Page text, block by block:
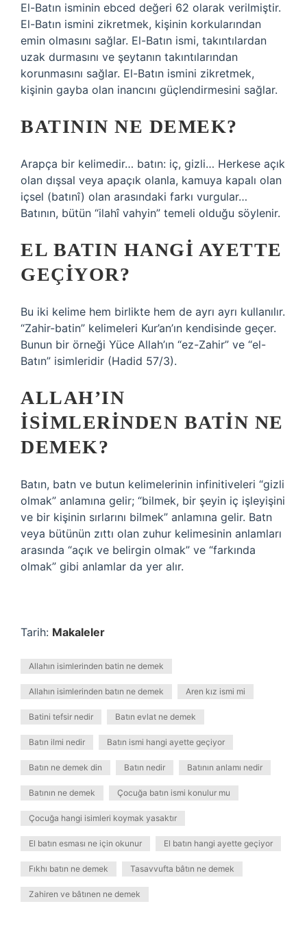
El-Batın isminin ebced değeri 62 olarak verilmiştir.
El-Batın ismini zikretmek, kişinin korkularından
emin olmasını sağlar. El-Batın ismi, takıntılardan
uzak durmasını ve şeytanın takıntılarından
korunmasını sağlar. El-Batın ismini zikretmek,
kişinin gayba olan inancını güçlendirmesini sağlar.
BATININ NE DEMEK?
Arapça bir kelimedir… batın: iç, gizli… Herkese açık
olan dışsal veya apaçık olanla, kamuya kapalı olan
içsel (batınî) olan arasındaki farkı vurgular…
Batının, bütün “ilahî vahyin” temeli olduğu söylenir.
EL BATIN HANGI AYETTE
GEÇIYOR?
Bu iki kelime hem birlikte hem de ayrı ayrı kullanılır.
“Zahir-batin” kelimeleri Kur’an’ın kendisinde geçer.
Bunun bir örneği Yüce Allah’ın “ez-Zahir” ve “el-
Batın” isimleridir (Hadid 57/3).
ALLAH’IN
ISIMLERINDEN BATIN NE
DEMEK?
Batın, batn ve butun kelimelerinin infinitiveleri “gizli
olmak” anlamına gelir; “bilmek, bir şeyin iç işleyişini
ve bir kişinin sırlarını bilmek” anlamına gelir. Batn
veya bütünün zıttı olan zuhur kelimesinin anlamları
arasında “açık ve belirgin olmak” ve “farkında
olmak” gibi anlamlar da yer alır.
Tarih: Makaleler
Allahın isimlerinden batin ne demek
Allahın isimlerinden batın ne demek Aren kız ismi mi
Batini tefsir nedir Batın evlat ne demek
Batın ilmi nedir Batın ismi hangi ayette geçiyor
Batın ne demek din Batın nedir Batının anlamı nedir
Batının ne demek Çocuğa batın ismi konulur mu
Çocuğa hangi isimleri koymak yasaktır
El batın esması ne için okunur El batın hangi ayette geçiyor
Fıkhı batın ne demek Tasavvufta bâtın ne demek
Zahiren ve bâtınen ne demek